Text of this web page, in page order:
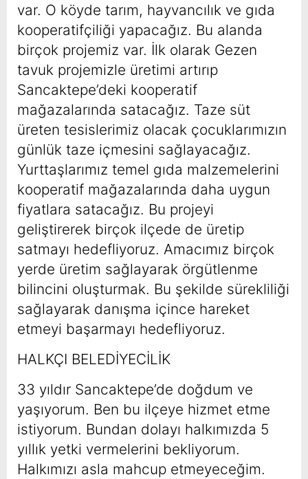
var. O köyde tarım, hayvancılık ve gıda
kooperatifçiliği yapacağız. Bu alanda
birçok projemiz var. İlk olarak Gezen
tavuk projemizle üretimi artırıp
Sancaktepe’deki kooperatif
mağazalarında satacağız. Taze süt
üreten tesislerimiz olacak çocuklarımızın
günlük taze içmesini sağlayacağız.
Yurttaşlarımız temel gıda malzemelerini
kooperatif mağazalarında daha uygun
fiyatlara satacağız. Bu projeyi
geliştirerek birçok ilçede de üretip
satmayı hedefliyoruz. Amacımız birçok
yerde üretim sağlayarak örgütlenme
bilincini oluşturmak. Bu şekilde sürekliliği
sağlayarak danışma içince hareket
etmeyi başarmayı hedefliyoruz.
HALKÇI BELEDİYECİLİK
33 yıldır Sancaktepe’de doğdum ve
yaşıyorum. Ben bu ilçeye hizmet etme
istiyorum. Bundan dolayı halkımızda 5
yıllık yetki vermelerini bekliyorum.
Halkımızı asla mahcup etmeyeceğim.